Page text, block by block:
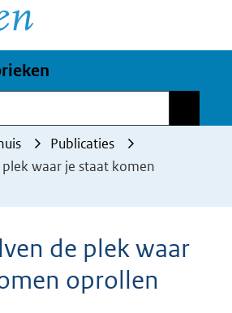
Publicaties
waar je staat komen
de plek waar
oprollen